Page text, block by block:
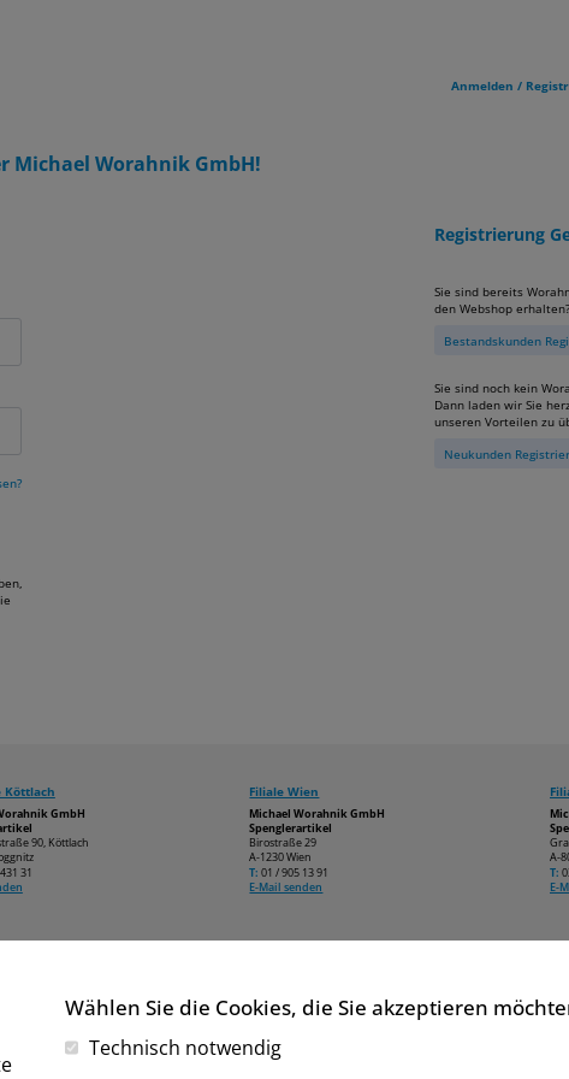
Anmelden /
Michael Worahnik GmbH!
Registrierung
Sie sind bereits
den Webshop erhalten?
Bestandskunden
Sie sind noch kein
Dann laden wir Sie
unseren Vorteilen zu
Neukunden
Köttlach
GmbH
90, Köttlach
31
Filiale Wien
Michael Worahnik GmbH
Spenglerartikel
Birostraße 29
A-1230 Wien
T: 01 / 905 13 91
E-Mail senden
A-
T:
E-
Wählen Sie die Cookies, die Sie akzeptieren
Technisch notwendig